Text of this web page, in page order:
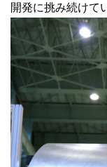
開発に挑み続けて